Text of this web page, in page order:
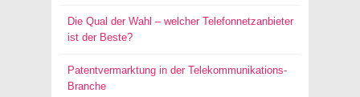
Die Qual der Wahl – welcher Telefonnetzanbieter
ist der Beste?
Patentvermarktung in der Telekommunikations-
Branche